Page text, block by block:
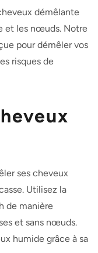
démêlante
et les nœuds. Notre
pour démêler vos
risques de
ses cheveux
Utilisez la
de manière
et sans nœuds.
humide grâce à sa